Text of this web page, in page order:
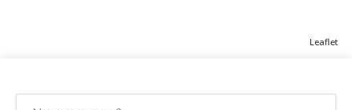
Leaflet